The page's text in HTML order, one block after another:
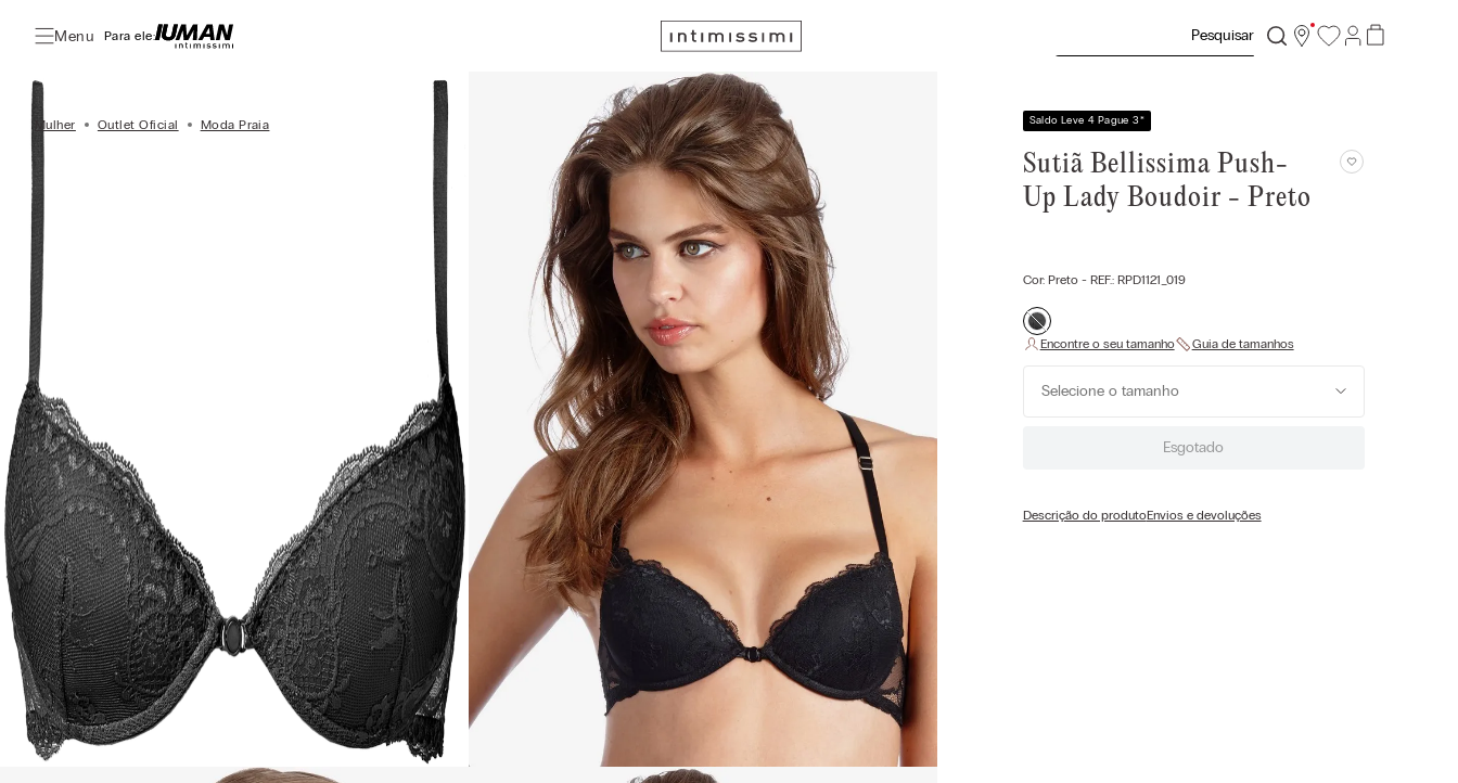
Menu Para ele:
Mulher Outlet Oficial Moda Praia Saldo Leve 4 Pague 3*
Sutiã Bellissima Push-
Up Lady Boudoir - Preto
Cor: Preto- REF.: RPD1121_019
Selecione o tamanho
Esgotado
Descrição do produtoEnvios e devoluções